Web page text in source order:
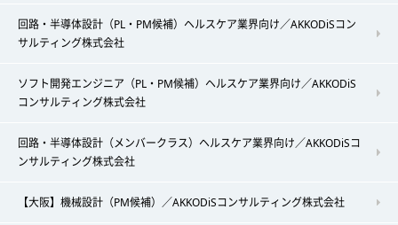
回路・半導体設計（PL・PM候補）ヘルスケア業界向け／AKKODiSコン
サルティング株式会社
ソフト開発エンジニア（PL・PM候補）ヘルスケア業界向け／AKKODiS
コンサルティング株式会社
回路・半導体設計（メンバークラス）ヘルスケア業界向け／AKKODiSコ
ンサルティング株式会社
【大阪】機械設計（PM候補）／AKKODiSコンサルティング株式会社